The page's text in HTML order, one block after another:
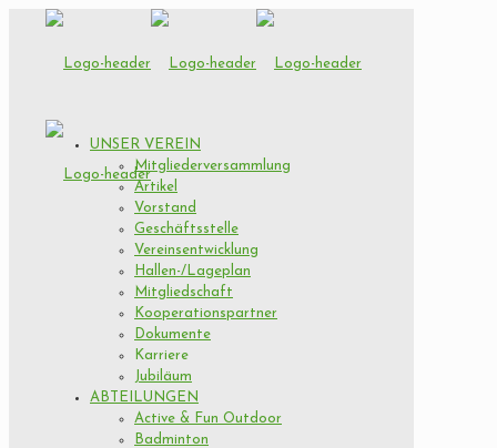
UNSER VEREIN
Mitgliederversammlung
Artikel
Vorstand
Geschäftsstelle
Vereinsentwicklung
Hallen-/Lageplan
Mitgliedschaft
Kooperationspartner
Dokumente
Karriere
Jubiläum
ABTEILUNGEN
Active & Fun Outdoor
Badminton